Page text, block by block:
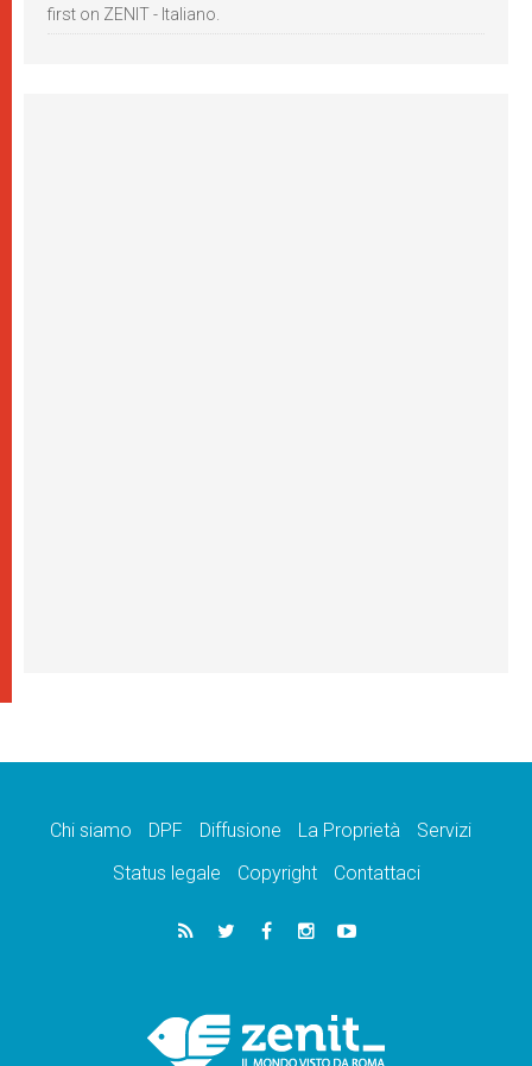
first on ZENIT - Italiano.
Chi siamo DPF Diffusione La Proprietà
Servizi
Status legale
Copyright Contattaci